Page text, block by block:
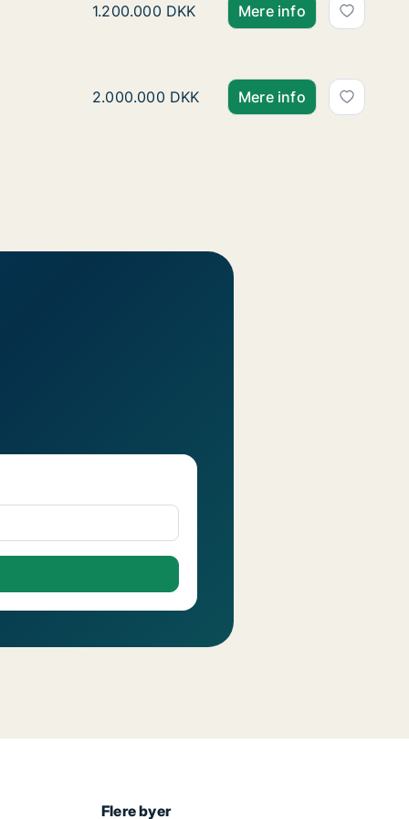
Ulrikke søger andelsbolig i Lyngby-
1.200.000 DKK Mere info
Lisbeth søger andelsbolig i Nordsjælland
2.000.000 DKK Lisbeth søger
Mere info
Flere byer